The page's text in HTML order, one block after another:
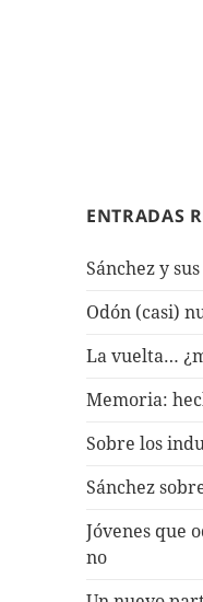
ENTRADAS
Sánchez y
Odón (casi)
La vuelta…
Memoria:
Sobre los
Sánchez
Jóvenes que
no